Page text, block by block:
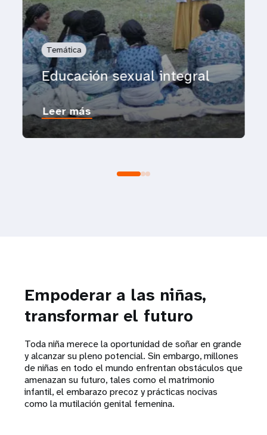
Temática
Educación sexual integral
Leer más
Empoderar a las niñas,
transformar el futuro
Toda niña merece la oportunidad de soñar en grande
y alcanzar su pleno potencial. Sin embargo, millones
de niñas en todo el mundo enfrentan obstáculos que
amenazan su futuro, tales como el matrimonio
infantil, el embarazo precoz y prácticas nocivas
como la mutilación genital femenina.